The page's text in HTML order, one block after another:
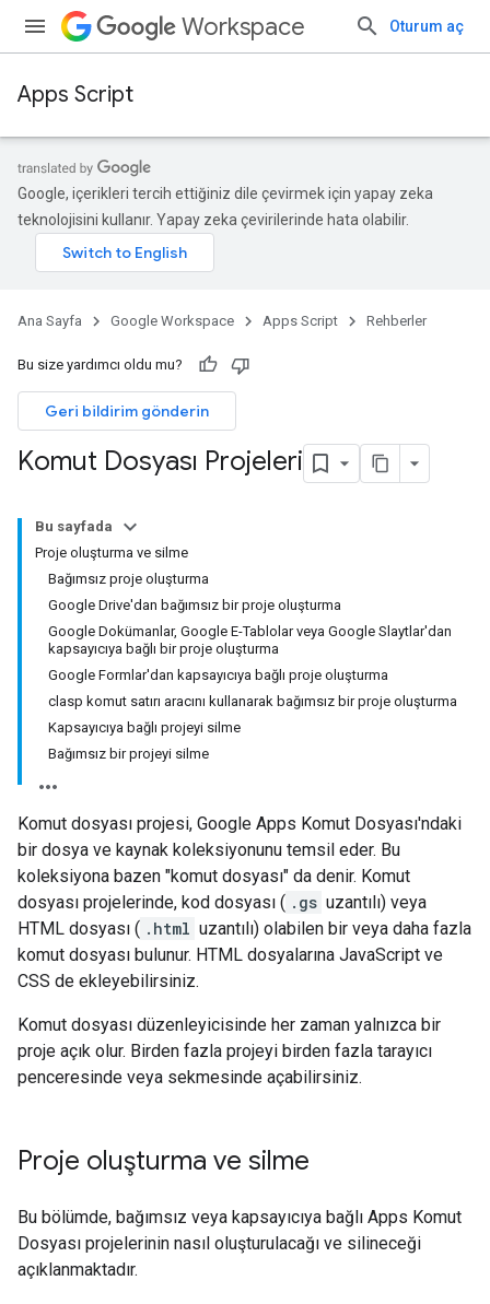
Workspace Oturum aç
Apps Script
Google, içerikleri tercih ettiğiniz dile çevirmek için yapay zeka
teknolojisini kullanır. Yapay zeka çevirilerinde hata olabilir.
Ana Sayfa Google Workspace Apps Script Rehberler
Bu size yardımcı oldu mu?
Geri bildirim gönderin
Komut Dosyası Projeleri
Bu sayfada
Proje oluşturma ve silme
Bağımsız proje oluşturma
Google Drive'dan bağımsız bir proje oluşturma
Google Dokümanlar, Google E-Tablolar veya Google Slaytlar'dan
kapsayıcıya bağlı bir proje oluşturma
Google Formlar'dan kapsayıcıya bağlı proje oluşturma
clasp komut satırı aracını kullanarak bağımsız bir proje oluşturma
Kapsayıcıya bağlı projeyi silme
Bağımsız bir projeyi silme
Komut dosyası projesi, Google Apps Komut Dosyası'ndaki
bir dosya ve kaynak koleksiyonunu temsil eder. Bu
koleksiyona bazen "komut dosyası" da denir. Komut
dosyası projelerinde, kod dosyası ( .gs uzantılı) veya
HTML dosyası ( .html uzantılı) olabilen bir veya daha fazla
komut dosyası bulunur. HTML dosyalarına JavaScript ve
CSS de ekleyebilirsiniz.
Komut dosyası düzenleyicisinde her zaman yalnızca bir
proje açık olur. Birden fazla projeyi birden fazla tarayıcı
penceresinde veya sekmesinde açabilirsiniz.
Proje oluşturma ve silme
Bu bölümde, bağımsız veya kapsayıcıya bağlı Apps Komut
Dosyası projelerinin nasıl oluşturulacağı ve silineceği
açıklanmaktadır.